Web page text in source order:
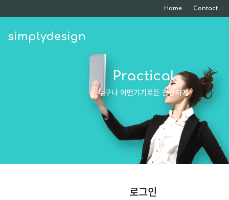
Home Contact
simplydesign
Practical
누구나 어떤기기로든 간단하게
로그인